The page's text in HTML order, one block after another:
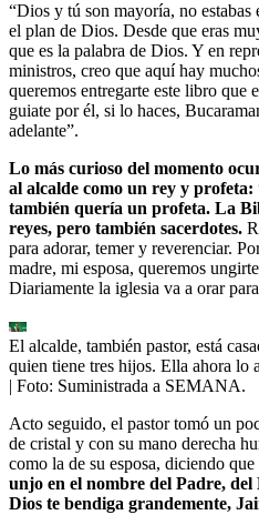
“Dios y tú son mayoría, no estabas
el plan de Dios. Desde que eras
que es la palabra de Dios. Y en
ministros, creo que aquí hay
queremos entregarte este libro
guiate por él, si lo haces,
adelante”.
Lo más curioso del momento
al alcalde como un rey y
también quería un profeta. La
reyes, pero también sacerdotes.
para adorar, temer y reverenciar.
madre, mi esposa, queremos
Diariamente la iglesia va a orar
El alcalde, también pastor, está
quien tiene tres hijos. Ella ahora lo
| Foto: Suministrada a SEMANA.
Acto seguido, el pastor tomó un
de cristal y con su mano derecha
como la de su esposa, diciendo que
unjo en el nombre del Padre,
Dios te bendiga grandemente,